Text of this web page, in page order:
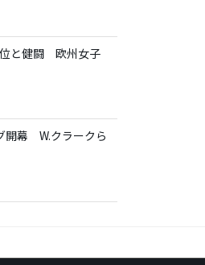
位と健闘 欧州女子
開幕 W.クラークら